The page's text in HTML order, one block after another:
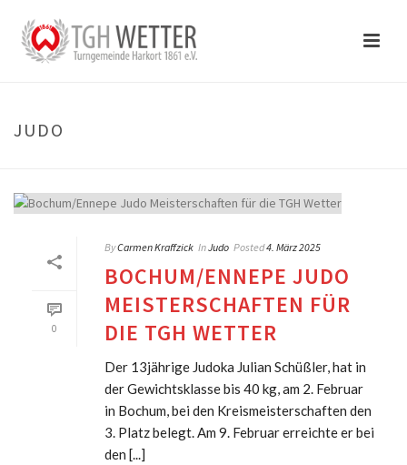
JUDO
0
ByCarmen Kraffzick InJudo Posted4. März 2025
BOCHUM/ENNEPE JUDO
MEISTERSCHAFTEN FÜR
DIE TGH WETTER
Der 13jährige Judoka Julian Schüßler, hat in
der Gewichtsklasse bis 40 kg, am 2. Februar
in Bochum, bei den Kreismeisterschaften den
3. Platz belegt. Am 9. Februar erreichte er bei
den [...]